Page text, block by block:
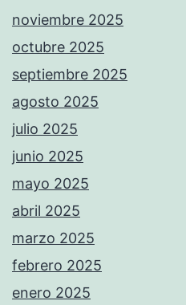
noviembre 2025
octubre 2025
septiembre 2025
agosto 2025
julio 2025
junio 2025
mayo 2025
abril 2025
marzo 2025
febrero 2025
enero 2025